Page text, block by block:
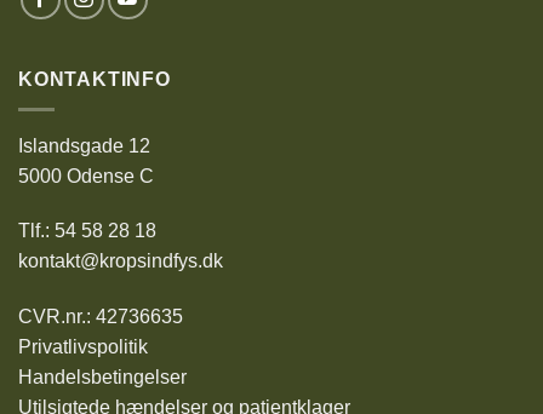
KONTAKTINFO
Islandsgade 12
5000 Odense C
Tlf.: 54 58 28 18
kontakt@kropsindfys.dk
CVR.nr.: 42736635
Privatlivspolitik
Handelsbetingelser
Utilsigtede hændelser og patientklager